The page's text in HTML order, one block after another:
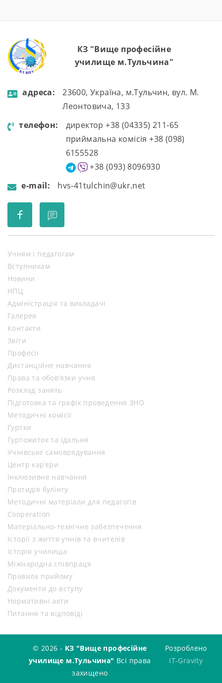
КЗ "Вище професійне
училище м.Тульчина"
aдресa:
23600, Україна, м.Тульчин, вул. М.
Леонтовича, 133
телефон:
директор +38 (04335) 211-65
приймальна комісія +38 (098)
6155528
+38 (093) 8096930
e-mail:
hvs-41tulchin@ukr.net
Учням і педагогам
Вступникам
Новини
НПЦ
Адміністрація та викладачі
Галерея
Контакти
Звіти
Професії
Дистанційне навчання
Права та обов’язки учня
Розклад занять
Підготовка та графік проведення ЗНО
Методичні комісії
Гуртки
Гуртожиток та їдальня
Учнівське самоврядування
Центр кар’єри
Інклюзивне навчання
Протидія булінгу
Методичні матеріали для педагогів
Cooperation
Матеріально-технічне забезпечення
Історії з життя учнів та вчителів
Історія училища
Міжнародна співпраця
Правила прийому
Документи до вступу
Нормативні акти
Питання та відповіді
© 2026 - КЗ "Вище професійне
училище м.Тульчина" Всі права
захищено
Розроблено
IT-Gravity